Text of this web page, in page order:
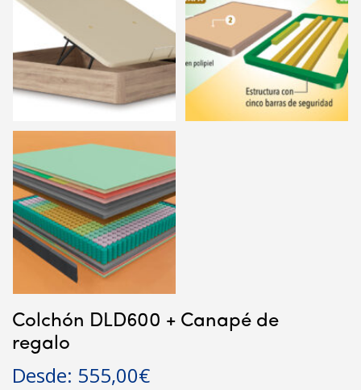
Colchón DLD600 + Canapé de
regalo
Desde: 555,00€